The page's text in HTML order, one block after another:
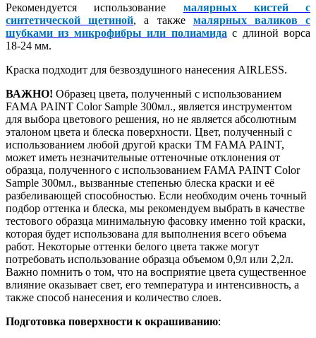
Рекомендуется использование малярных кистей с
синтетической щетиной, а также малярных валиков с
шубками из микрофибры или полиамида с длиной ворса
18-24 мм.
Краска подходит для безвоздушного нанесения AIRLESS.
ВАЖНО! Образец цвета, полученный с использованием
FAMA PAINT Color Sample 300мл., является инструментом
для выбора цветового решения, но не является абсолютным
эталоном цвета и блеска поверхности. Цвет, полученный с
использованием любой другой краски ТМ FAMA PAINT,
может иметь незначительные оттеночные отклонения от
образца, полученного с использованием FAMA PAINT Color
Sample 300мл., вызванные степенью блеска краски и её
разбеливающей способностью. Если необходим очень точный
подбор оттенка и блеска, мы рекомендуем выбрать в качестве
тестового образца минимальную фасовку именно той краски,
которая будет использована для выполнения всего объема
работ. Некоторые оттенки белого цвета также могут
потребовать использование образца объемом 0,9л или 2,2л.
Важно помнить о том, что на восприятие цвета существенное
влияние оказывает свет, его температура и интенсивность, а
также способ нанесения и количество слоев.
Подготовка поверхности к окрашиванию: